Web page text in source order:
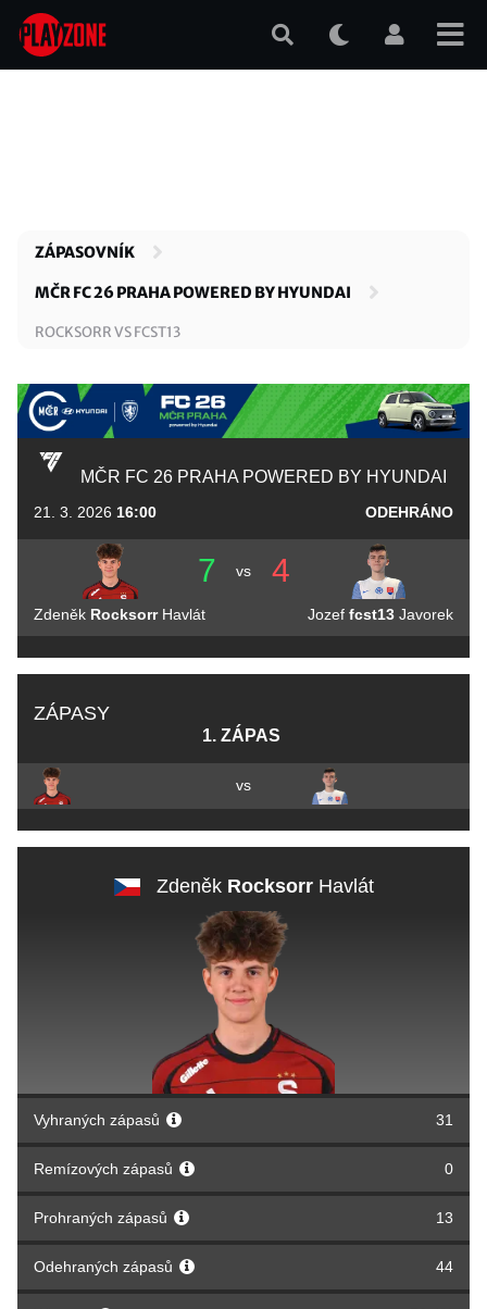
Přejít
hlavnímu
ZÁPASOVNÍK
MČR FC 26 PRAHA POWERED BY HYUNDAI
ROCKSORR VS FCST13
MČR FC 26 PRAHA POWERED BY HYUNDAI
21. 3. 2026 16:00 ODEHRÁNO
7 vs 4
Zdeněk RocksorrHavlát Jozef fcst13 Javorek
ZÁPASY
1. ZÁPAS
vs
Zdeněk RocksorrHavlát
Vyhraných zápasů 31
Remízových zápasů 0
Prohraných zápasů 13
Odehraných zápasů 44